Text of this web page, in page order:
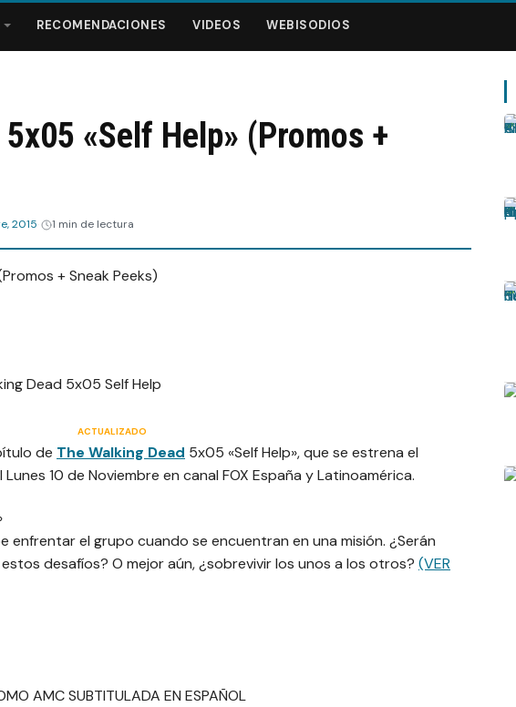
RECOMENDACIONES VIDEOS WEBISODIOS
«Self Help» (Promos +
2015 1 min de lectura
ACTUALIZADO
de The Walking Dead 5x05 «Self Help», que se estrena el
10 de Noviembre en canal FOX España y Latinoamérica.
enfrentar el grupo cuando se encuentran en una misión. ¿Serán
desafíos? O mejor aún, ¿sobrevivir los unos a los otros? (VER
AMC SUBTITULADA EN ESPAÑOL